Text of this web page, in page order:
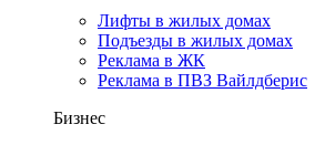
Лифты в жилых домах
Подъезды в жилых домах
Реклама в ЖК
Реклама в ПВЗ Вайлдберис
Бизнес